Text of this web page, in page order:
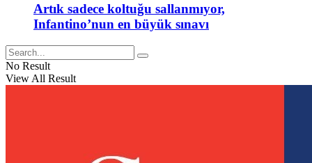
Artık sadece koltuğu sallanmıyor,
Infantino’nun en büyük sınavı
No Result
View All Result